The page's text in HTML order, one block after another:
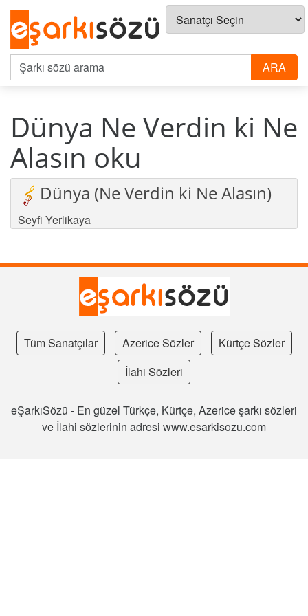
Dünya Ne Verdin ki Ne
Alasın oku
Dünya (Ne Verdin ki Ne Alasın)
Seyfi Yerlikaya
Tüm Sanatçılar Azerice Sözler
Kürtçe Sözler
İlahi Sözleri
eŞarkıSözü - En güzel Türkçe, Kürtçe, Azerice şarkı sözleri
ve İlahi sözlerinin adresi www.esarkisozu.com